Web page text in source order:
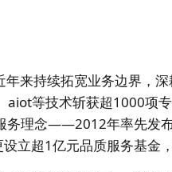
来持续拓宽业务边界，
等技术斩获超1000项
务理念——2012年率先发
立超1亿元品质服务基金